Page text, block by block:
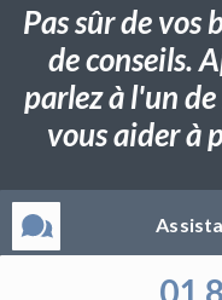
Pas sûr de vos
de conseils.
parlez à l'un
vous aider à
01